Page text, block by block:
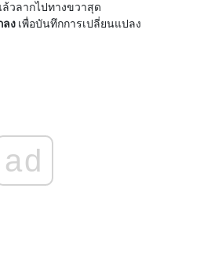
วลากไปทางขวาสุด
ลง เพื่อบันทึกการเปลี่ยนแปลง
ad